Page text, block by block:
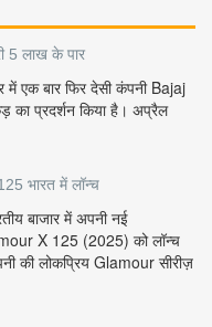
5 लाख के पार
में एक बार फिर देसी कंपनी Bajaj
प्रदर्शन किया है। अप्रैल
भारत में लॉन्च
बाजार में अपनी नई
X 125 (2025) को लॉन्च
की लोकप्रिय Glamour सीरीज़